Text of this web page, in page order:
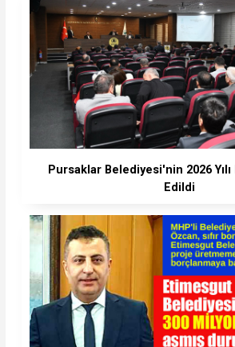
Pursaklar Belediyesi'nin 2026 Yılı
Edildi